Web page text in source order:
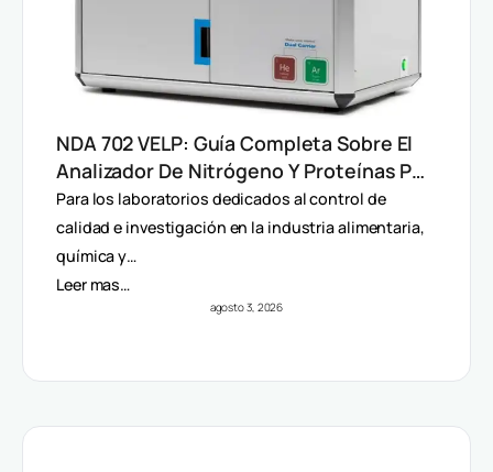
NDA 702 VELP: Guía Completa Sobre El
Analizador De Nitrógeno Y Proteínas Por
Método Dumas
Para los laboratorios dedicados al control de
calidad e investigación en la industria alimentaria,
química y…
Leer mas…
agosto 3, 2026